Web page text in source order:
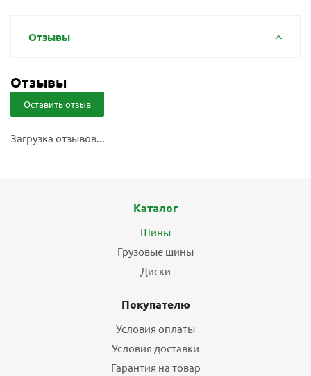
Отзывы
Отзывы
Оставить отзыв
Загрузка отзывов...
Каталог
Шины
Грузовые шины
Диски
Покупателю
Условия оплаты
Условия доставки
Гарантия на товар